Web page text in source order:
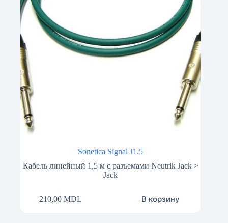
Sonetica Signal J1.5
Кабель линейный 1,5 м с разъемами Neutrik Jack >
Jack
210,00 MDL В корзину